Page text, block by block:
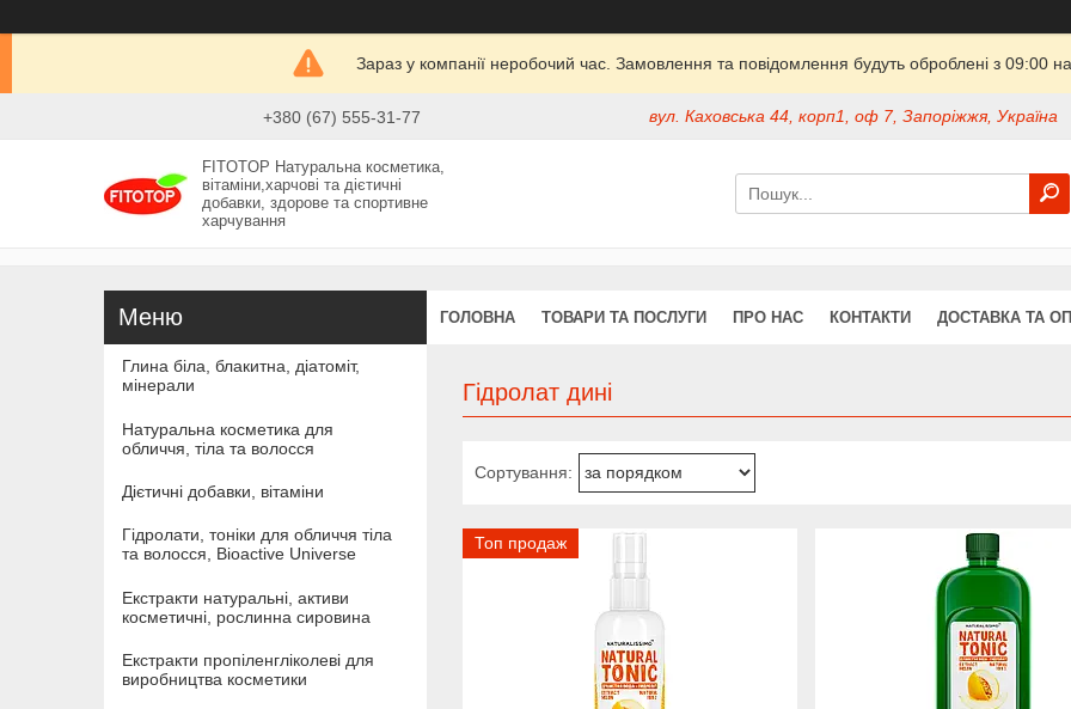
Зараз у компанії неробочий час. Замовлення та повідомлення будуть оброблені з 09:00
+380 (67) 555-31-77 вул. Каховська 44, корп1, оф 7, Запоріжжя, Україна
FITOTOP Натуральна косметика,
вітаміни,харчові та дієтичні
добавки, здорове та спортивне
харчування
ГОЛОВНА ТОВАРИ ТА ПОСЛУГИ ПРО НАС КОНТАКТИ ДОСТАВКА ТА
Гідролат дині
Топ продаж
Глина біла, блакитна, діатоміт,
мінерали
Натуральна косметика для
обличчя, тіла та волосся
Дієтичні добавки, вітаміни
Гідролати, тоніки для обличчя тіла
та волосся, Bioactive Universe
Екстракти натуральні, активи
косметичні, рослинна сировина
Екстракти пропіленгліколеві для
виробництва косметики